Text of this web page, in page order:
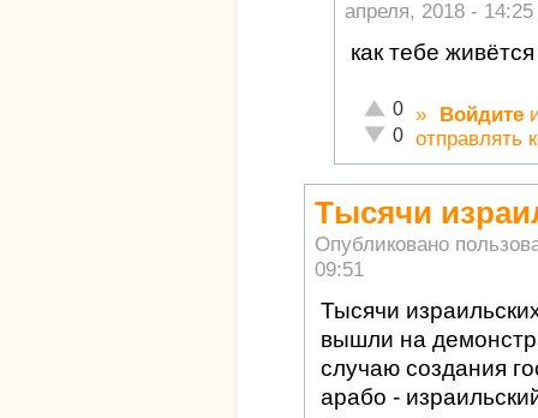
апреля, 2018 - 14:25
как тебе
Отлично!
0
Неадекватно!
0
» Войдите
отправлять
Тысячи
Опубликовано
09:51
Тысячи
вышли на
случаю создания
арабо -